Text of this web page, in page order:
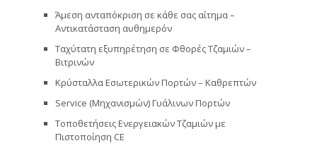
Άμεση ανταπόκριση σε κάθε σας αίτημα –
Αντικατάσταση αυθημερόν
Ταχύτατη εξυπηρέτηση σε Φθορές Τζαμιών –
Βιτρινών
Κρύσταλλα Εσωτερικών Πορτών – Καθρεπτών
Service (Μηχανισμών) Γυάλινων Πορτών
Τοποθετήσεις Ενεργειακών Τζαμιών με
Πιστοποίηση CE